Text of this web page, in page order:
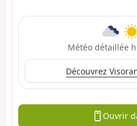
Météo détaillée
Découvrez
Ouvrir